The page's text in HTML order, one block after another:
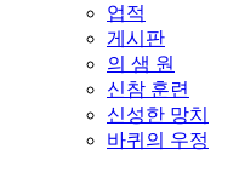
업적
게시판
의 샘 원
신참 훈련
신성한 망치
바퀴의 우정